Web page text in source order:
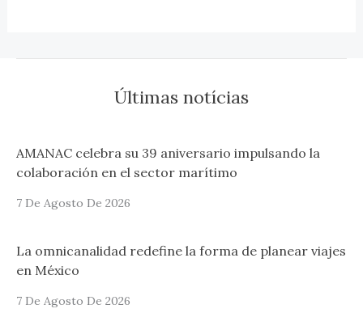
Últimas notícias
AMANAC celebra su 39 aniversario impulsando la
colaboración en el sector marítimo
7 De Agosto De 2026
La omnicanalidad redefine la forma de planear viajes
en México
7 De Agosto De 2026